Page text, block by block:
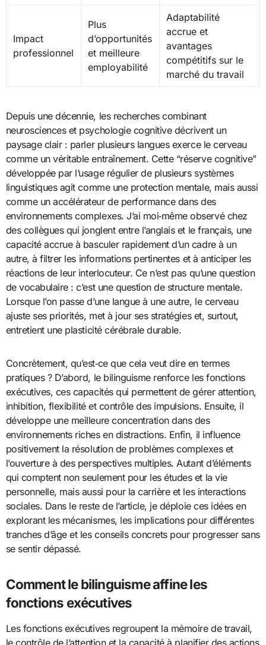
Impact
professionnel
Plus
d’opportunités
et meilleure
employabilité
Adaptabilité
accrue et
avantages
compétitifs sur le
marché du travail
Depuis une décennie, les recherches combinant
neurosciences et psychologie cognitive décrivent un
paysage clair : parler plusieurs langues exerce le cerveau
comme un véritable entraînement. Cette “réserve cognitive”
développée par l’usage régulier de plusieurs systèmes
linguistiques agit comme une protection mentale, mais aussi
comme un accélérateur de performance dans des
environnements complexes. J’ai moi‑même observé chez
des collègues qui jonglent entre l’anglais et le français, une
capacité accrue à basculer rapidement d’un cadre à un
autre, à filtrer les informations pertinentes et à anticiper les
réactions de leur interlocuteur. Ce n’est pas qu’une question
de vocabulaire : c’est une question de structure mentale.
Lorsque l’on passe d’une langue à une autre, le cerveau
ajuste ses priorités, met à jour ses stratégies et, surtout,
entretient une plasticité cérébrale durable.
Concrètement, qu’est‑ce que cela veut dire en termes
pratiques ? D’abord, le bilinguisme renforce les fonctions
exécutives, ces capacités qui permettent de gérer attention,
inhibition, flexibilité et contrôle des impulsions. Ensuite, il
développe une meilleure concentration dans des
environnements riches en distractions. Enfin, il influence
positivement la résolution de problèmes complexes et
l’ouverture à des perspectives multiples. Autant d’éléments
qui comptent non seulement pour les études et la vie
personnelle, mais aussi pour la carrière et les interactions
sociales. Dans le reste de l’article, je déploie ces idées en
explorant les mécanismes, les implications pour différentes
tranches d’âge et les conseils concrets pour progresser sans
se sentir dépassé.
Comment le bilinguisme affine les
fonctions exécutives
Les fonctions exécutives regroupent la mémoire de travail,